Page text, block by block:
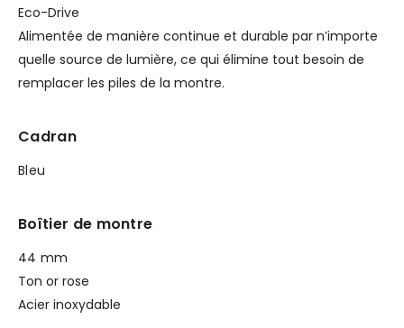
Eco-Drive
Alimentée de manière continue et durable par n’importe
quelle source de lumière, ce qui élimine tout besoin de
remplacer les piles de la montre.
Cadran
Bleu
Boîtier de montre
44 mm
Ton or rose
Acier inoxydable